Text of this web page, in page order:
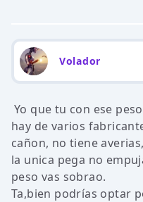
Volador
Yo que tu con ese
hay de varios
cañon, no tiene
la unica pega no
peso vas sobrao.
Ta,bien podrías optar